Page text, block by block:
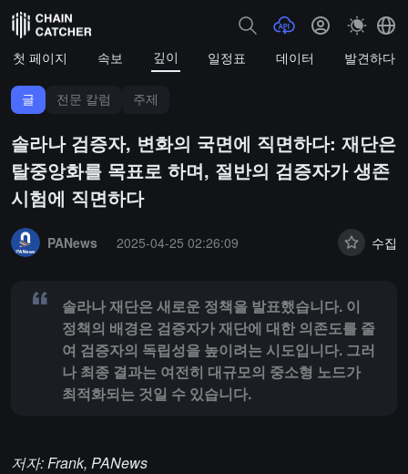
첫 페이지 속보 깊이 일정표 데이터 발견하다
글 전문 칼럼 주제
솔라나 검증자, 변화의 국면에 직면하다: 재단은
탈중앙화를 목표로 하며, 절반의 검증자가 생존
시험에 직면하다
PANews
2025-04-25 02:26:09 수집
솔라나 재단은 새로운 정책을 발표했습니다. 이
정책의 배경은 검증자가 재단에 대한 의존도를 줄
여 검증자의 독립성을 높이려는 시도입니다. 그러
나 최종 결과는 여전히 대규모의 중소형 노드가
최적화되는 것일 수 있습니다.
저자: Frank, PANews